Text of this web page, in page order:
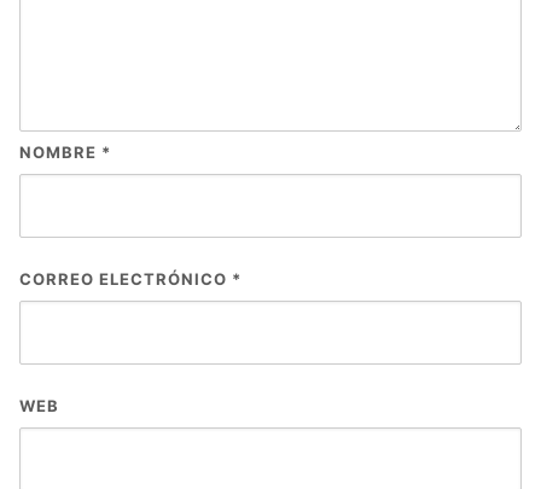
NOMBRE *
CORREO ELECTRÓNICO *
WEB